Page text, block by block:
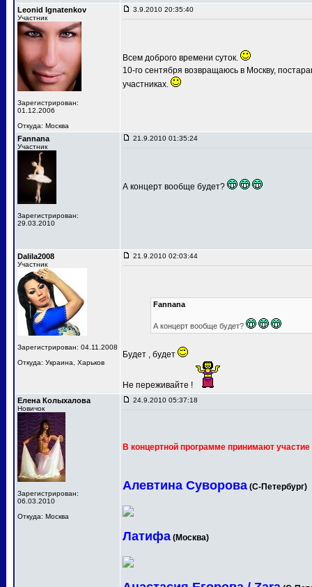
Leonid Ignatenkov
Участник
Зарегистрирован:
01.12.2006
Откуда: Москва
3.9.2010 20:35:40
Всем доброго времени суток.
10-го сентября возвращаюсь в Москву,
участниках.
Fannana
Участник
Зарегистрирован:
29.03.2010
21.9.2010 01:35:24
А концерт вообще будет?
Dalila2008
Участник
Зарегистрирован: 04.11.2008
Откуда: Украина, Харьков
21.9.2010 02:03:44
Fannana
А концерт вообще будет?
Будет , будет
Не переживайте !
Елена Колыхалова
Новичок
Зарегистрирован:
06.03.2010
Откуда: Москва
24.9.2010 05:37:18
В концертной программе принимают участие
Алевтина Суворова (С-Петербург)
Латифа (Москва)